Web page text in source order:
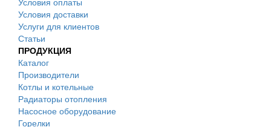
Условия доставки
Услуги для клиентов
Статьи
ПРОДУКЦИЯ
Каталог
Производители
Котлы и котельные
Радиаторы отопления
Насосное оборудование
Горелки